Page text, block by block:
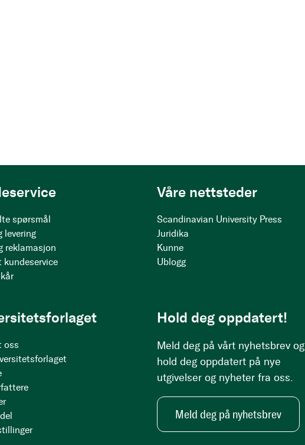
spørsmål
levering
reklamasjon
kundeservice
Våre nettsteder
Scandinavian University Press
Juridika
Kunne
Ublogg
oss
Hold deg oppdatert!
Meld deg på vårt nyhetsbrev og
hold deg oppdatert på nye
utgivelser og nyheter fra oss.
Meld deg på nyhetsbrev